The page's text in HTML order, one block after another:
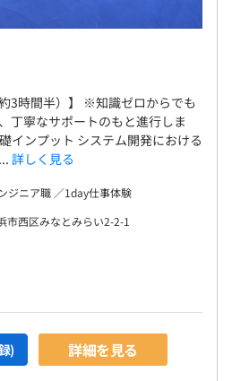
3時間半）】 ※知識ゼロからでも
丁寧なサポートのもと進行しま
インプット システム開発における
詳しく見る
ジニア職 ／1day仕事体験
市西区みなとみらい2-2-1
) 詳細を見る